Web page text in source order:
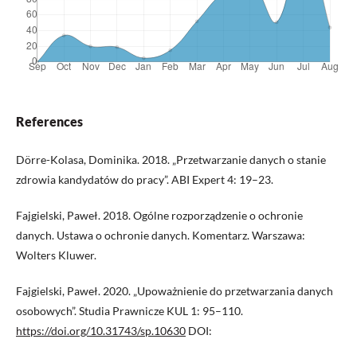
References
Dörre-Kolasa, Dominika. 2018. „Przetwarzanie danych o stanie
zdrowia kandydatów do pracy”. ABI Expert 4: 19–23.
Fajgielski, Paweł. 2018. Ogólne rozporządzenie o ochronie
danych. Ustawa o ochronie danych. Komentarz. Warszawa:
Wolters Kluwer.
Fajgielski, Paweł. 2020. „Upoważnienie do przetwarzania danych
osobowych”. Studia Prawnicze KUL 1: 95–110.
https://doi.org/10.31743/sp.10630 DOI: